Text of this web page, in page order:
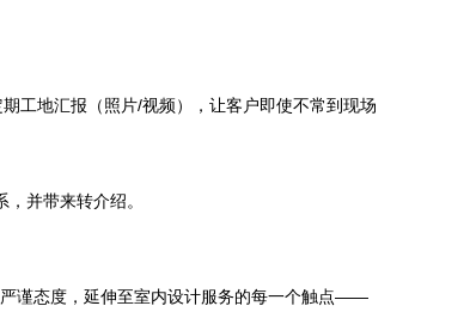
工地汇报（照片/视频），让客户即使不常到现场
并带来转介绍。
严谨态度，延伸至室内设计服务的每一个触点——